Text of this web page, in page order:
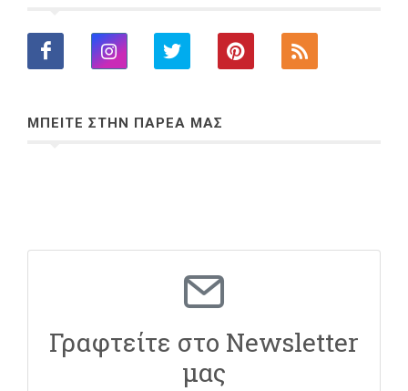
ΜΠΕΙΤΕ ΣΤΗΝ ΠΑΡΕΑ ΜΑΣ
Γραφτείτε στο Newsletter
μας